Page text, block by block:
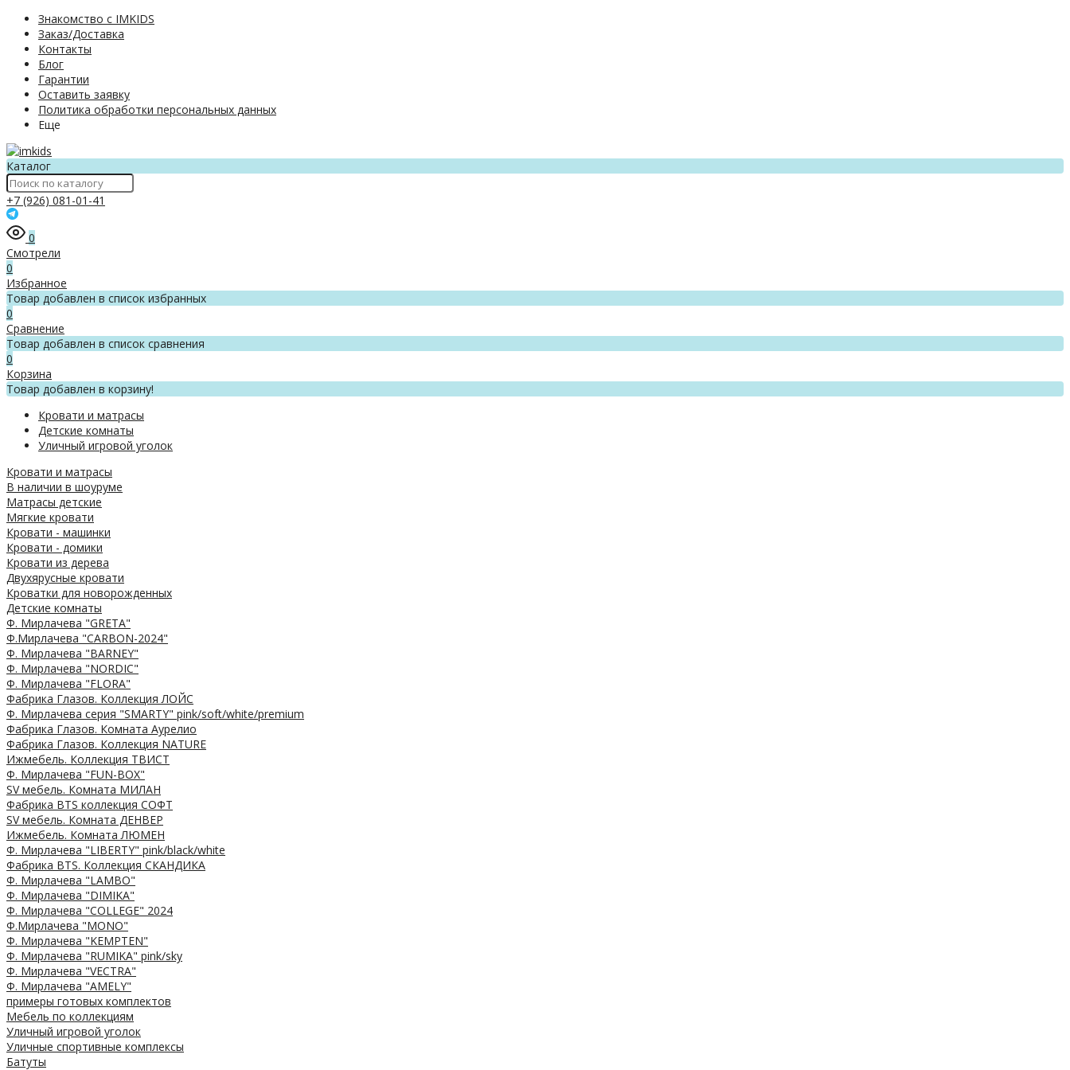
Знакомство с IMKIDS
Заказ/Доставка
Контакты
Блог
Гарантии
Оставить заявку
Политика обработки персональных данных
Еще
Каталог
+7 (926) 081-01-41
0
Смотрели
0
Избранное
Товар добавлен в список избранных
0
Сравнение
Товар добавлен в список сравнения
0
Корзина
Товар добавлен в корзину!
Кровати и матрасы
Детские комнаты
Уличный игровой уголок
Кровати и матрасы
В наличии в шоуруме
Матрасы детские
Мягкие кровати
Кровати - машинки
Кровати - домики
Кровати из дерева
Двухярусные кровати
Кроватки для новорожденных
Детские комнаты
Ф. Мирлачева "GRETA"
Ф.Мирлачева "CARBON-2024"
Ф. Мирлачева "BARNEY"
Ф. Мирлачева "NORDIC"
Ф. Мирлачева "FLORA"
Фабрика Глазов. Коллекция ЛОЙС
Ф. Мирлачева серия "SMARTY" pink/soft/white/premium
Фабрика Глазов. Комната Аурелио
Фабрика Глазов. Коллекция NATURE
Ижмебель. Коллекция ТВИСТ
Ф. Мирлачева "FUN-BOX"
SV мебель. Комната МИЛАН
Фабрика BTS коллекция СОФТ
SV мебель. Комната ДЕНВЕР
Ижмебель. Комната ЛЮМЕН
Ф. Мирлачева "LIBERTY" pink/black/white
Фабрика BTS. Коллекция СКАНДИКА
Ф. Мирлачева "LAMBO"
Ф. Мирлачева "DIMIKA"
Ф. Мирлачева "COLLEGE" 2024
Ф.Мирлачева "MONO"
Ф. Мирлачева "KEMPTEN"
Ф. Мирлачева "RUMIKA" pink/sky
Ф. Мирлачева "VECTRA"
Ф. Мирлачева "AMELY"
примеры готовых комплектов
Мебель по коллекциям
Уличный игровой уголок
Уличные спортивные комплексы
Батуты